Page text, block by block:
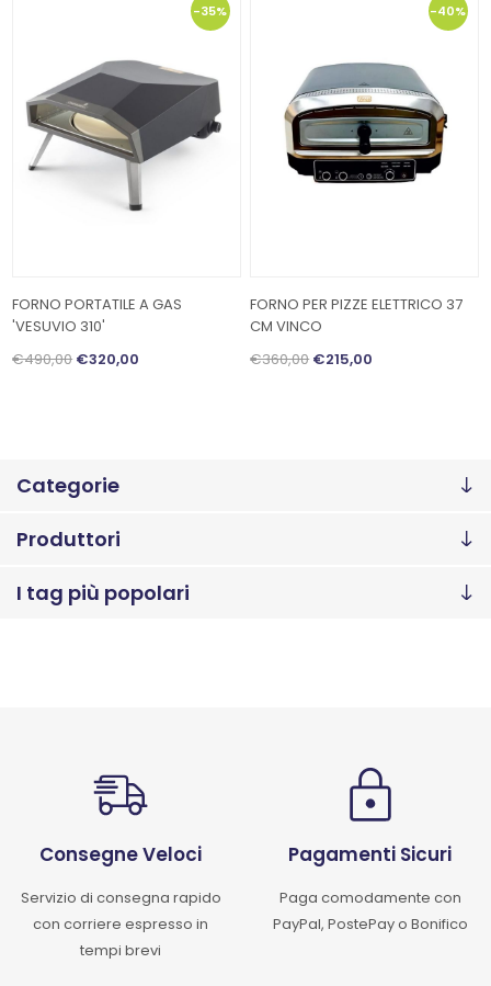
Categorie
Produttori
I tag più popolari
-35%
FORNO PORTATILE A GAS
'VESUVIO 310'
€490,00 €320,00
-40%
FORNO PER PIZZE ELETTRICO 37
CM VINCO
€360,00€215,00
Consegne Veloci
Servizio di consegna rapido
con corriere espresso in
tempi brevi
Pagamenti Sicuri
Paga comodamente con
PayPal, PostePay o Bonifico